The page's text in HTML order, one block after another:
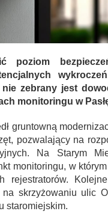
poziom
nie zebrany jest
monitoringu w
gruntowną
pozwalający na
Na Starym
monitoringu, w
rejestratorów.
na skrzyżowaniu ulic
staromiejskim.